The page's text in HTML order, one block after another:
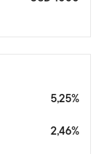
5,25%
2,46%